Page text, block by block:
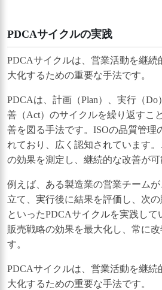
PDCAサイクルの実践
PDCAサイクルは、営業活動を継続
大化するための重要な手法です。
PDCAは、計画（Plan）、実行（Do
善（Act）のサイクルを繰り返すこ
善を図る手法です。ISOの品質管理
れており、広く認知されています
の効果を測定し、継続的な改善が可
例えば、ある製造業の営業チーム
立て、実行後に結果を評価し、次
といったPDCAサイクルを実践して
販売戦略の効果を最大化し、常に
す。
PDCAサイクルは、営業活動を継続
大化するための重要な手法です。